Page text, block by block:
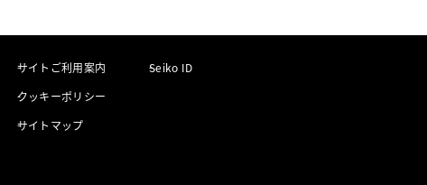
サイトご利用案内
クッキーポリシー
サイトマップ
Seiko ID